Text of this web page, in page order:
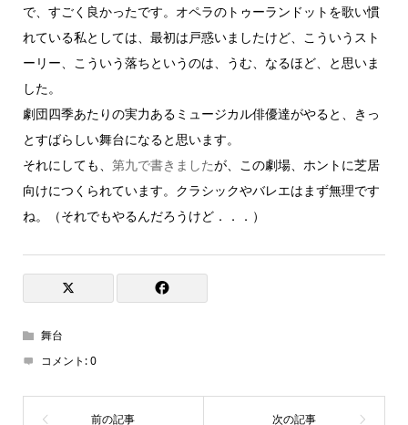
で、すごく良かったです。オペラのトゥーランドットを歌い慣
れている私としては、最初は戸惑いましたけど、こういうスト
ーリー、こういう落ちというのは、うむ、なるほど、と思いま
した。
劇団四季あたりの実力あるミュージカル俳優達がやると、きっ
とすばらしい舞台になると思います。
それにしても、 第九で書きましたが、この劇場、ホントに芝居
向けにつくられています。クラシックやバレエはまず無理です
ね。（それでもやるんだろうけど．．．）
舞台
コメント:0